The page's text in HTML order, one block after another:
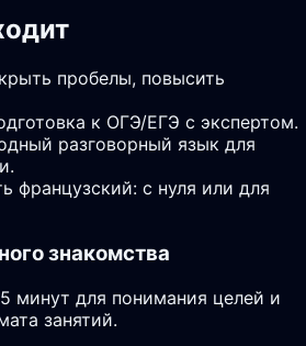
пробелы, повысить
к ОГЭ/ЕГЭ с экспертом.
разговорный язык для
французский: с нуля или для
знакомства
минут для понимания целей и
занятий.